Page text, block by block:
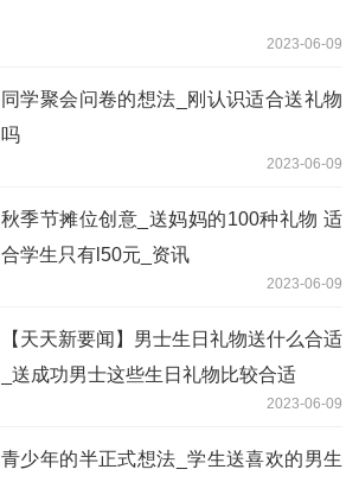
2023-06-09
同学聚会问卷的想法_刚认识适合送礼物
吗
2023-06-09
秋季节摊位创意_送妈妈的100种礼物 适
合学生只有l50元_资讯
2023-06-09
【天天新要闻】男士生日礼物送什么合适
_送成功男士这些生日礼物比较合适
2023-06-09
青少年的半正式想法_学生送喜欢的男生